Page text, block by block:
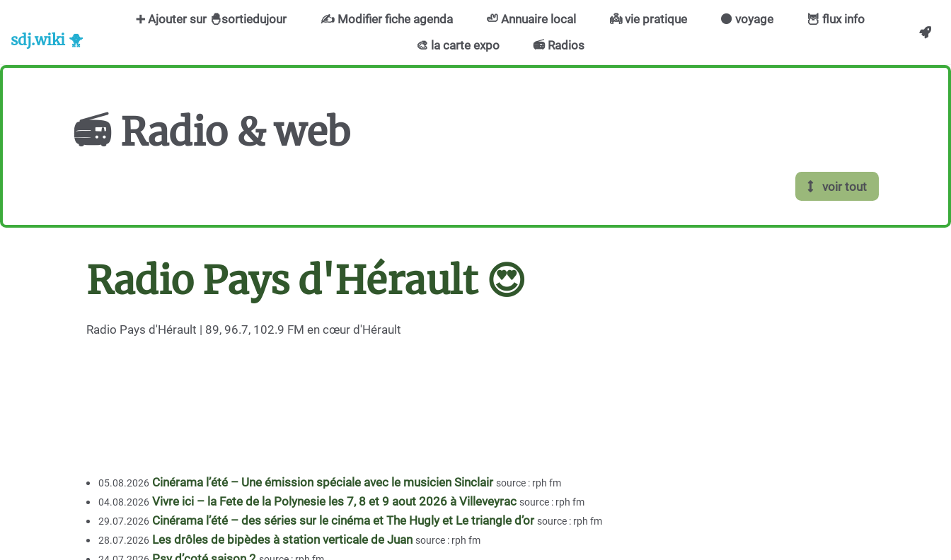
Aller au contenu principal
sdj.wiki 🐥
➕ Ajouter sur 🐣sortiedujour ✍️ Modifier fiche agenda 🦥 Annuaire local 👼 vie pratique 🟠 voyage
🦉 flux info
🎨 la carte expo
📻 Radios
📻 Radio & web
voir tout
Radio Pays d'Hérault😍
Radio Pays d'Hérault | 89, 96.7, 102.9 FM en cœur d'Hérault
05.08.2026 Cinérama l’été – Une émission spéciale avec le musicien Sinclair source : rph fm
04.08.2026 Vivre ici – la Fete de la Polynesie les 7, 8 et 9 aout 2026 à Villeveyrac source : rph fm
29.07.2026 Cinérama l’été – des séries sur le cinéma et The Hugly et Le triangle d’or source : rph fm
28.07.2026 Les drôles de bipèdes à station verticale de Juan source : rph fm